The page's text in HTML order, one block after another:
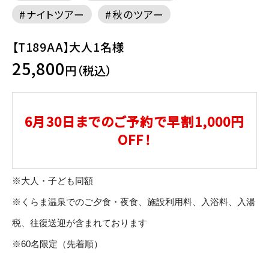
ナイトツアー
秋のツアー
【T189AA】大人1名様
25,800円（税込）
6月30日までのご予約で早割1,000円
OFF！
※大人・子ども同額
※くらま温泉でのご夕食・夜食、施設利用料、入浴料、入湯
税、往復送迎が含まれております
※60名限定（先着順）